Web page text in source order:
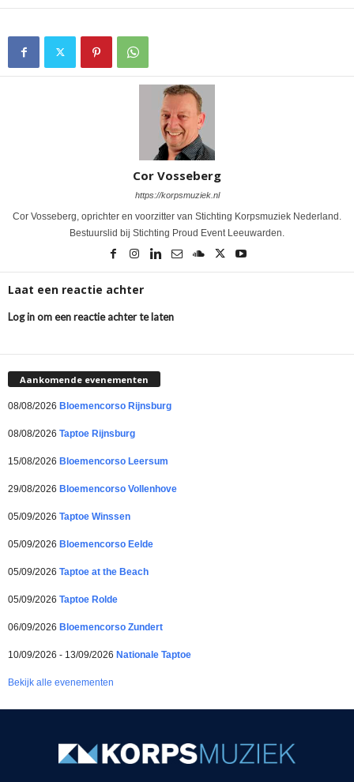
Cor Vosseberg
https://korpsmuziek.nl
Cor Vosseberg, oprichter en voorzitter van Stichting Korpsmuziek Nederland.
Bestuurslid bij Stichting Proud Event Leeuwarden.
Laat een reactie achter
Log in om een reactie achter te laten
Aankomende evenementen
08/08/2026 Bloemencorso Rijnsburg
08/08/2026 Taptoe Rijnsburg
15/08/2026 Bloemencorso Leersum
29/08/2026 Bloemencorso Vollenhove
05/09/2026 Taptoe Winssen
05/09/2026 Bloemencorso Eelde
05/09/2026 Taptoe at the Beach
05/09/2026 Taptoe Rolde
06/09/2026 Bloemencorso Zundert
10/09/2026 - 13/09/2026 Nationale Taptoe
Bekijk alle evenementen